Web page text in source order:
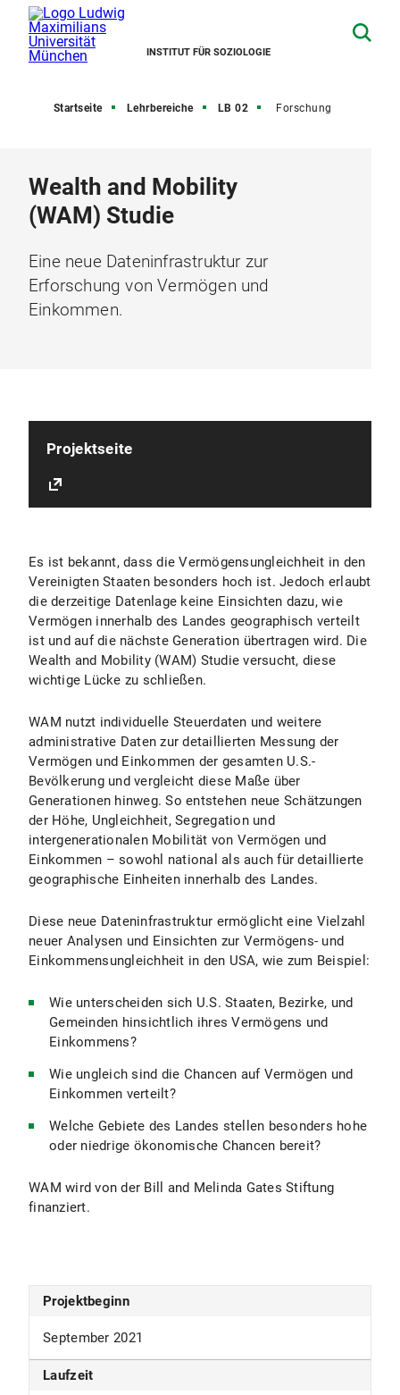
INSTITUT FÜR SOZIOLOGIE
Startseite Lehrbereiche LB 02 Forschung
Wealth and Mobility
(WAM) Studie
Eine neue Dateninfrastruktur zur
Erforschung von Vermögen und
Einkommen.
Projektseite
Es ist bekannt, dass die Vermögensungleichheit in den
Vereinigten Staaten besonders hoch ist. Jedoch erlaubt
die derzeitige Datenlage keine Einsichten dazu, wie
Vermögen innerhalb des Landes geographisch verteilt
ist und auf die nächste Generation übertragen wird. Die
Wealth and Mobility (WAM) Studie versucht, diese
wichtige Lücke zu schließen.
WAM nutzt individuelle Steuerdaten und weitere
administrative Daten zur detaillierten Messung der
Vermögen und Einkommen der gesamten U.S.-
Bevölkerung und vergleicht diese Maße über
Generationen hinweg. So entstehen neue Schätzungen
der Höhe, Ungleichheit, Segregation und
intergenerationalen Mobilität von Vermögen und
Einkommen – sowohl national als auch für detaillierte
geographische Einheiten innerhalb des Landes.
Diese neue Dateninfrastruktur ermöglicht eine Vielzahl
neuer Analysen und Einsichten zur Vermögens- und
Einkommensungleichheit in den USA, wie zum Beispiel:
Wie unterscheiden sich U.S. Staaten, Bezirke, und
Gemeinden hinsichtlich ihres Vermögens und
Einkommens?
Wie ungleich sind die Chancen auf Vermögen und
Einkommen verteilt?
Welche Gebiete des Landes stellen besonders hohe
oder niedrige ökonomische Chancen bereit?
WAM wird von der Bill and Melinda Gates Stiftung
finanziert.
Projektbeginn
September 2021
Laufzeit